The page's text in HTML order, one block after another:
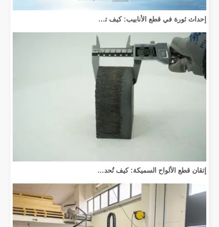
إحداث ثورة في قطع الأنابيب: كيف تقوم آلات قطع الأنابيب بالليزر بتحويل عملية التصنيع
إتقان قطع الألواح السميكة: كيف تُحدث آلات القطع بليزر الألياف ثورة في التصنيع